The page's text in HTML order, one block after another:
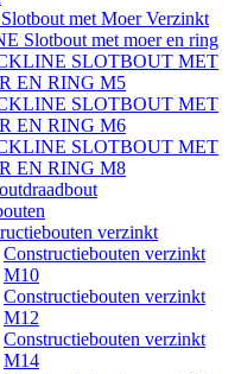
met Moer Verzinkt
Slotbout met moer en ring
SLOTBOUT MET
EN RING M5
SLOTBOUT MET
EN RING M6
SLOTBOUT MET
EN RING M8
verzinkt
Constructiebouten verzinkt
M10
Constructiebouten verzinkt
M12
Constructiebouten verzinkt
M14